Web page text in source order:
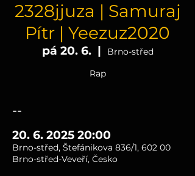
2328jjuza | Samuraj
Pítr | Yeezuz2020
pá 20. 6.
  |
Brno-střed
Rap
--
20. 6. 2025 20:00
Brno-střed, Štefánikova 836/1, 602 00
Brno-střed-Veveří, Česko